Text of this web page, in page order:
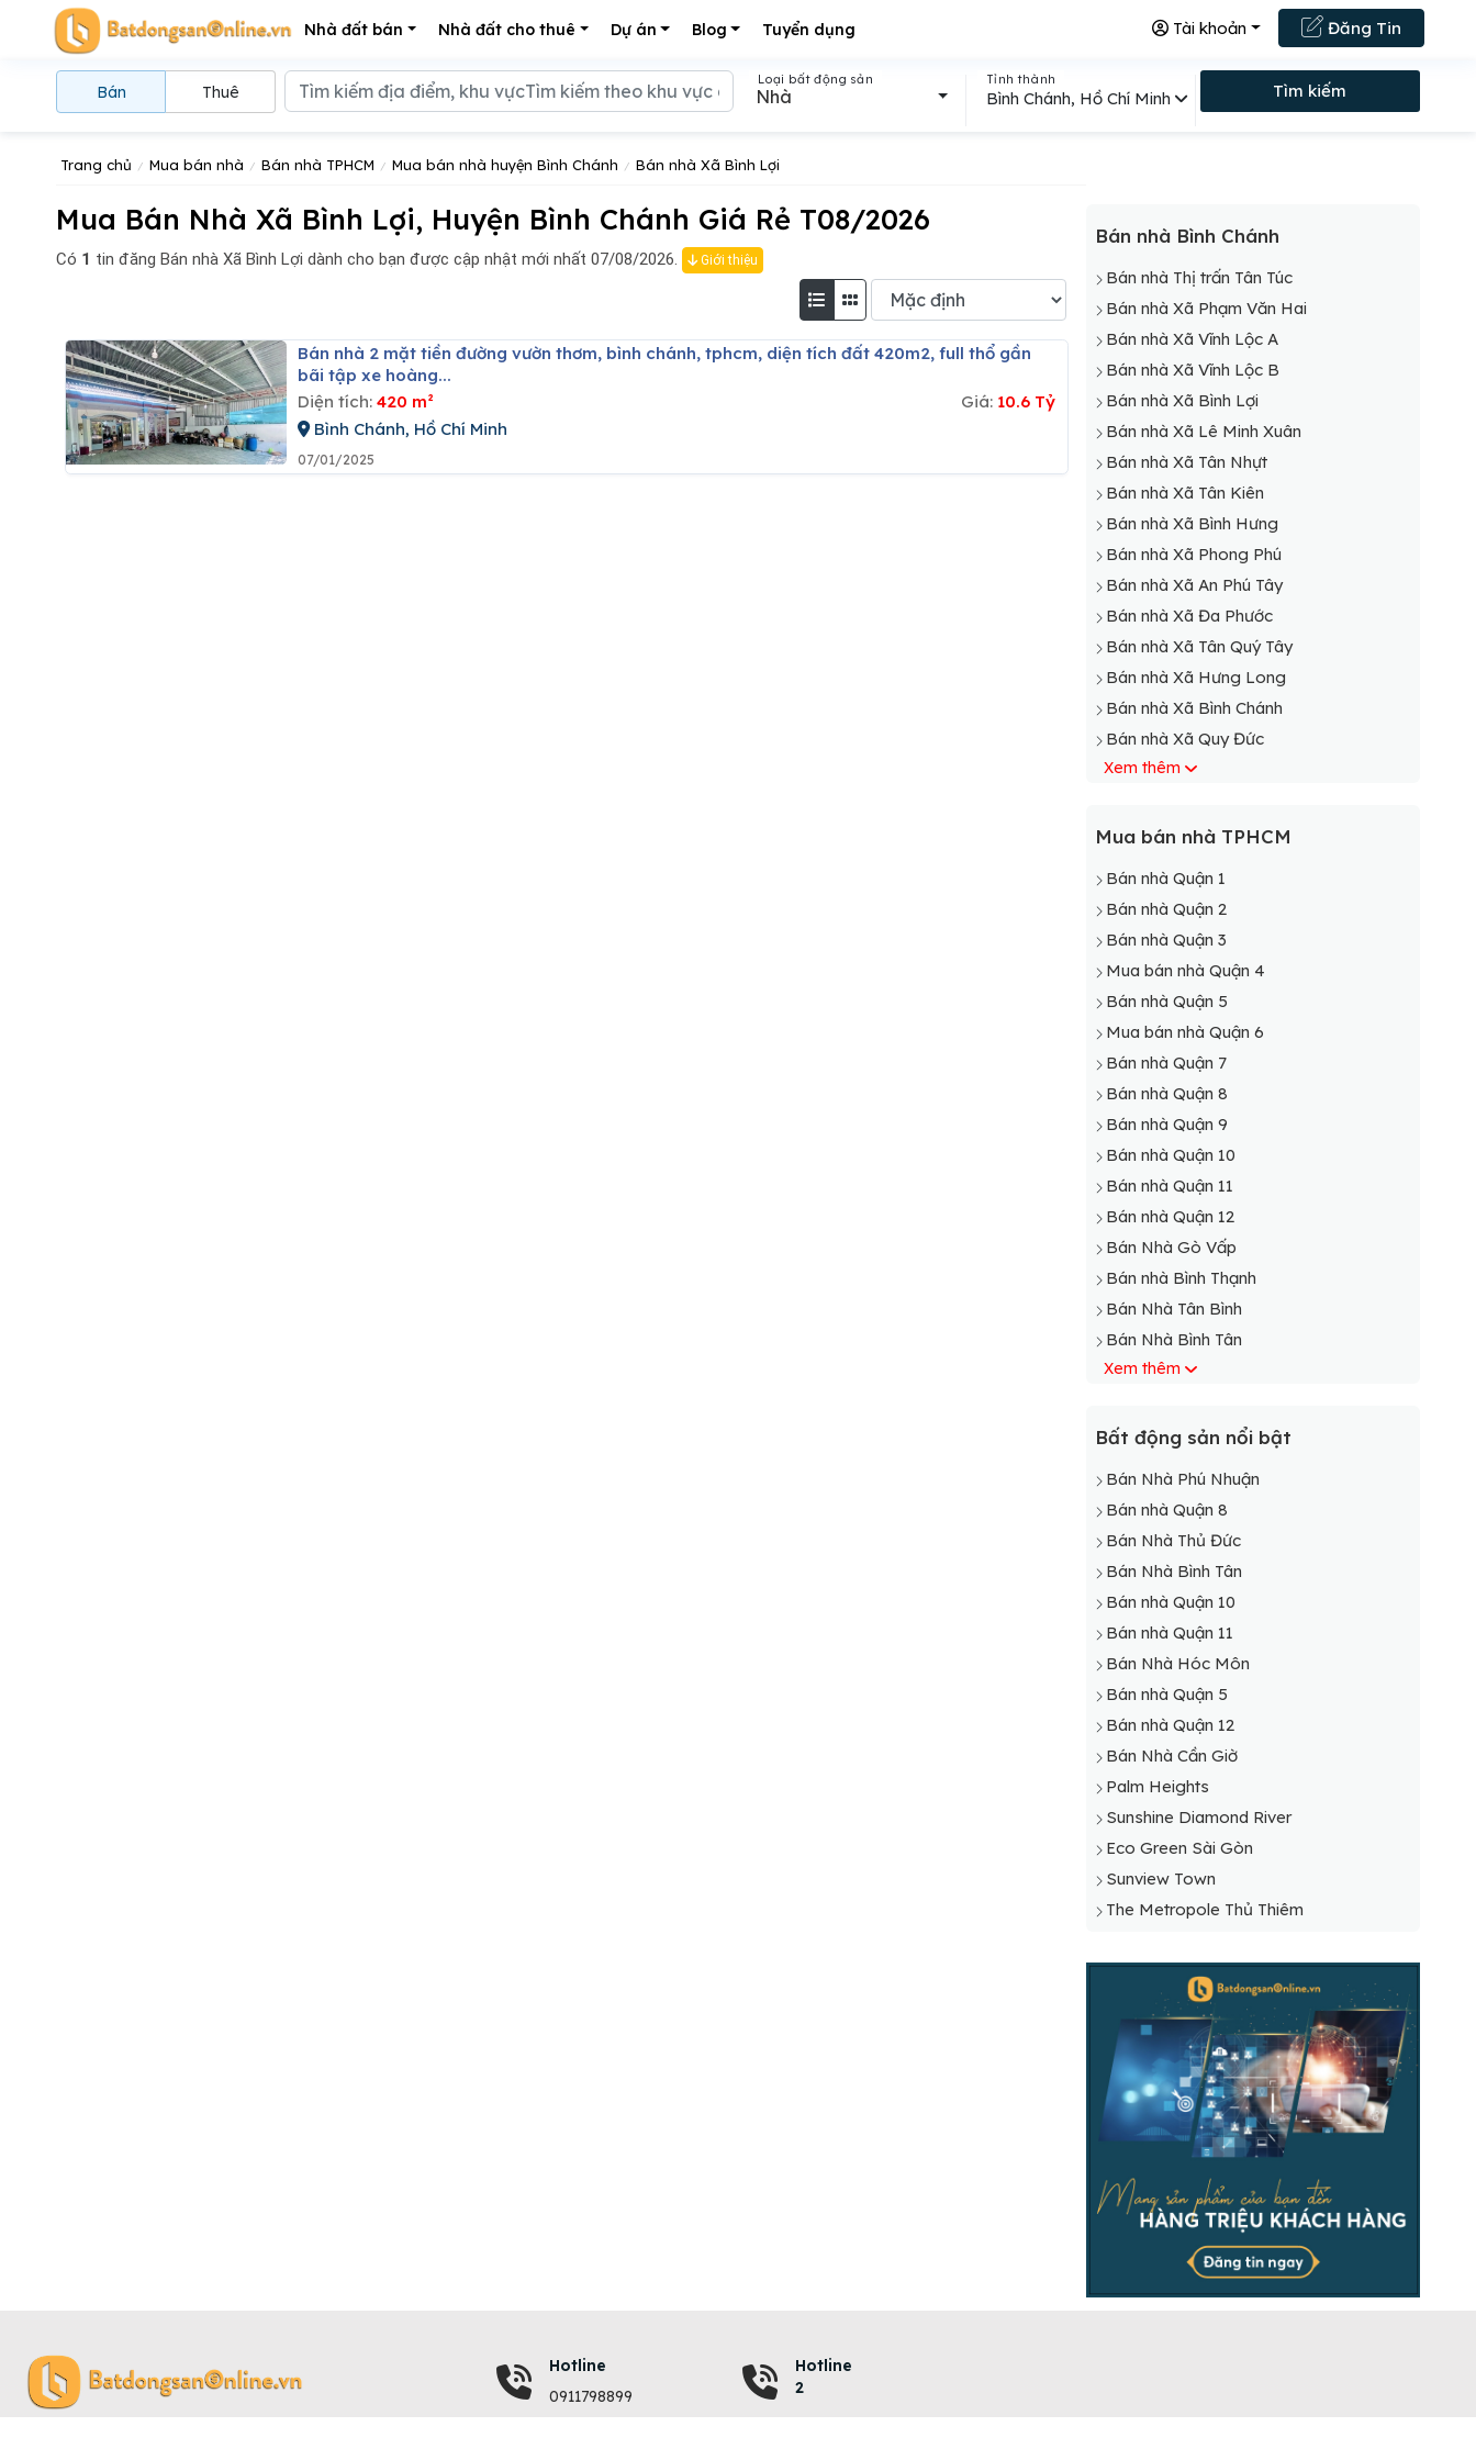
Nhà đất bán Nhà đất cho thuê Dự án Blog Tuyển dụng Đăng Tin
Tài khoản
Trang chủ Mua bán nhà Bán nhà TPHCM Mua bán nhà huyện Bình Chánh Bán nhà Xã Bình Lợi
Mua Bán Nhà Xã Bình Lợi, Huyện Bình Chánh Giá Rẻ T08/2026
Có 1 tin đăng Bán nhà Xã Bình Lợi dành cho bạn được cập nhật mới nhất 07/08/2026. Giới thiệu
Bán nhà 2 mặt tiền đường vườn thơm, bình chánh, tphcm, diện tích đất 420m2, full thổ gần
bãi tập xe hoàng...
Diện tích: 420 m² Giá: 10.6 Tỷ
Bình Chánh, Hồ Chí Minh
07/01/2025
Bán nhà Bình Chánh
Bán nhà Thị trấn Tân Túc
Bán nhà Xã Phạm Văn Hai
Bán nhà Xã Vĩnh Lộc A
Bán nhà Xã Vĩnh Lộc B
Bán nhà Xã Bình Lợi
Bán nhà Xã Lê Minh Xuân
Bán nhà Xã Tân Nhựt
Bán nhà Xã Tân Kiên
Bán nhà Xã Bình Hưng
Bán nhà Xã Phong Phú
Bán nhà Xã An Phú Tây
Bán nhà Xã Đa Phước
Bán nhà Xã Tân Quý Tây
Bán nhà Xã Hưng Long
Bán nhà Xã Bình Chánh
Bán nhà Xã Quy Đức
Xem thêm
Mua bán nhà TPHCM
Bán nhà Quận 1
Bán nhà Quận 2
Bán nhà Quận 3
Mua bán nhà Quận 4
Bán nhà Quận 5
Mua bán nhà Quận 6
Bán nhà Quận 7
Bán nhà Quận 8
Bán nhà Quận 9
Bán nhà Quận 10
Bán nhà Quận 11
Bán nhà Quận 12
Bán Nhà Gò Vấp
Bán nhà Bình Thạnh
Bán Nhà Tân Bình
Bán Nhà Bình Tân
Bán Nhà Phú Nhuận
Bán Nhà Cần Giờ
Bán Nhà Hóc Môn
Bán Nhà Nhà Bè
Xem thêm
Bất động sản nổi bật
Bán Nhà Phú Nhuận
Bán nhà Quận 8
Bán Nhà Thủ Đức
Bán Nhà Bình Tân
Bán nhà Quận 10
Bán nhà Quận 11
Bán Nhà Hóc Môn
Bán nhà Quận 5
Bán nhà Quận 12
Bán Nhà Cần Giờ
Palm Heights
Sunshine Diamond River
Eco Green Sài Gòn
Sunview Town
The Metropole Thủ Thiêm
Bán Thuê
Loại bất động sản
Nhà
Tỉnh thành
Bình Chánh, Hồ Chí Minh Tìm kiếm
Hotline
0911798899
Hotline
2